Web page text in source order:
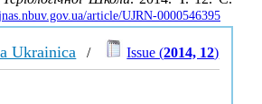
article/UJRN-0000546395
Ukrainica / Issue (2014, 12)